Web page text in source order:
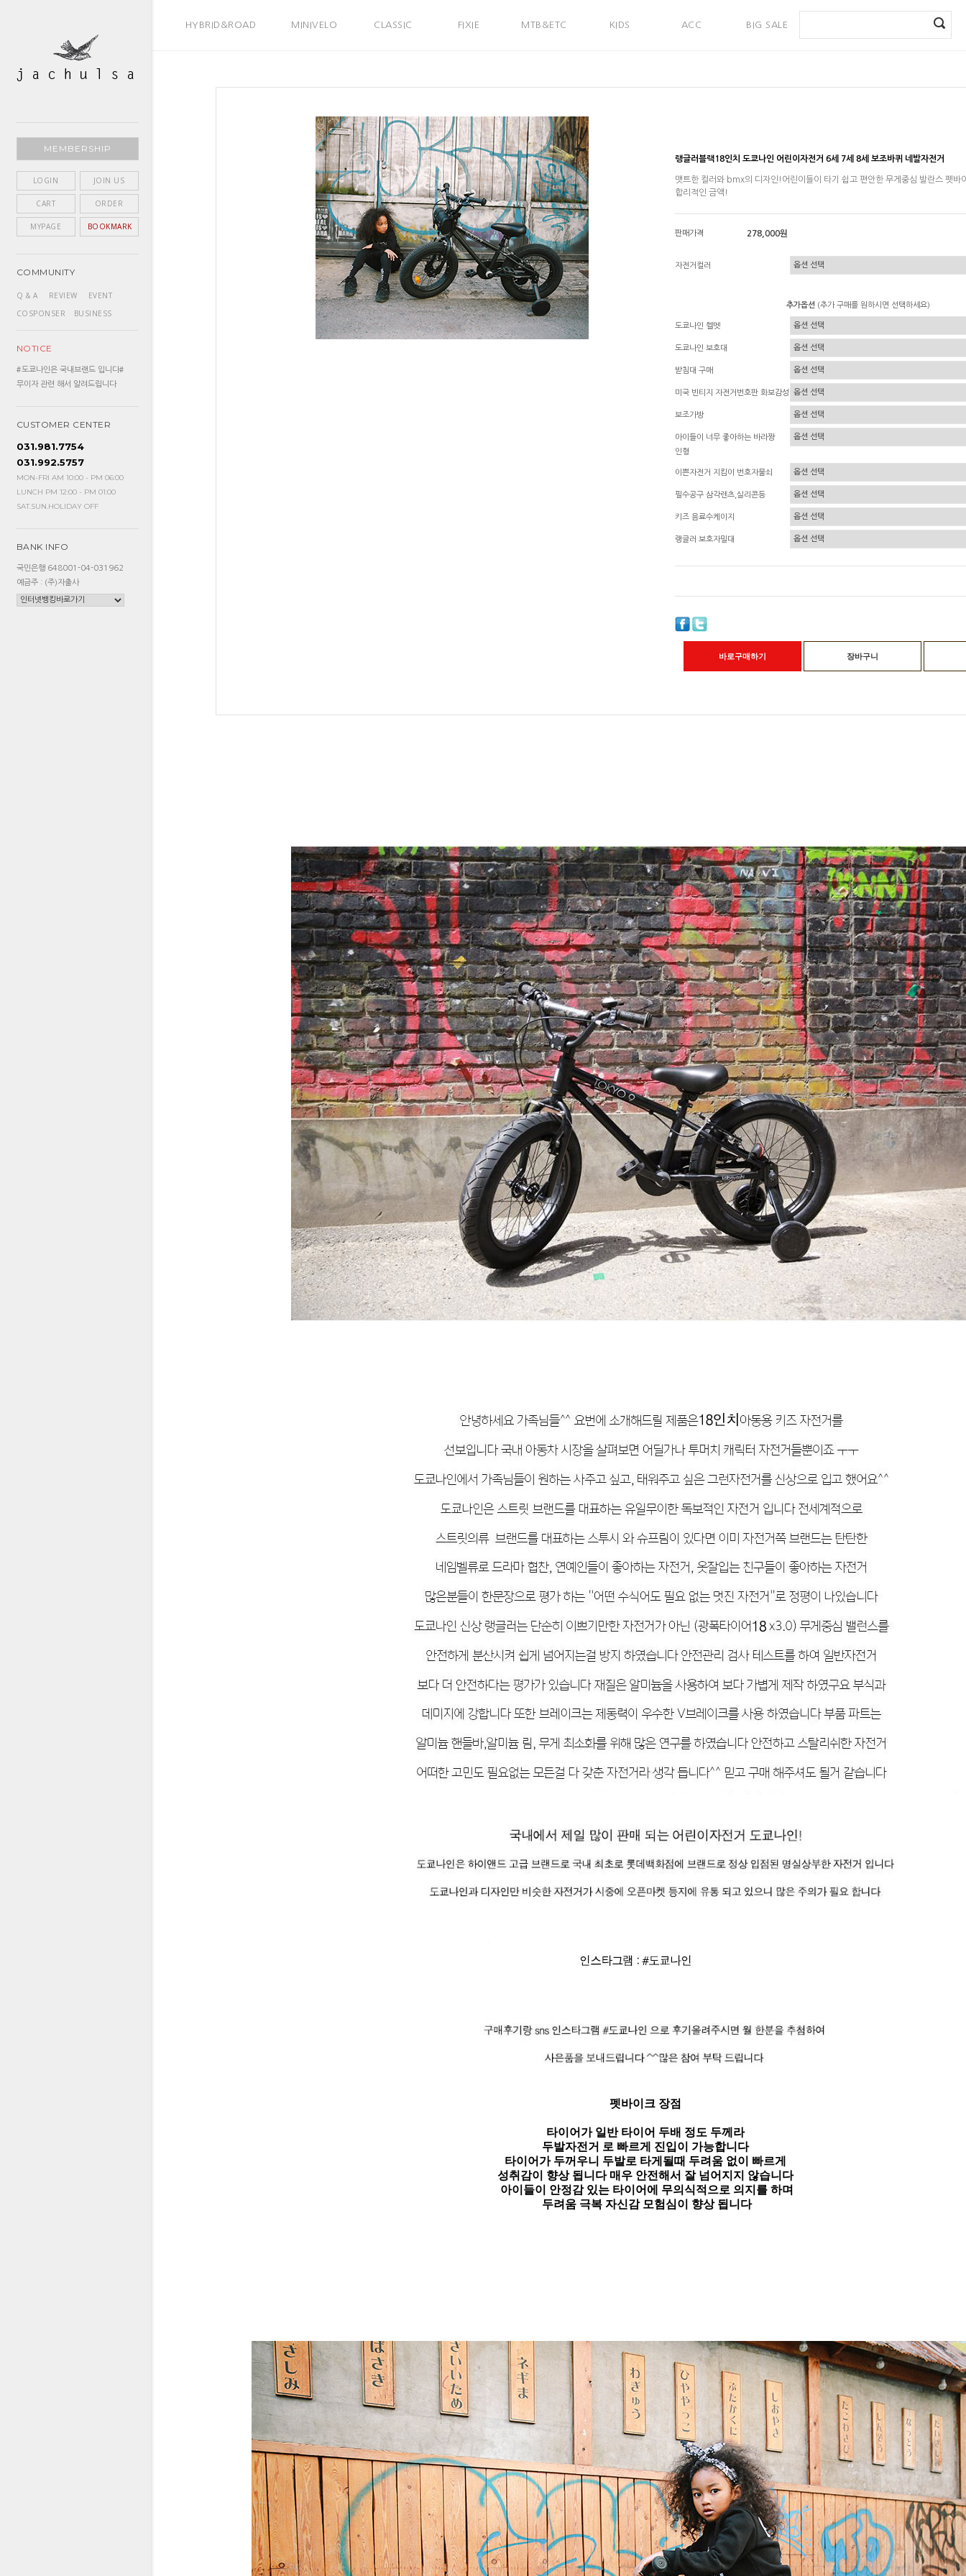
HYBRID&ROAD MINIVELO CLASSIC FIXIE MTB&ETC KIDS ACC BIG SALE
MEMBERSHIP
LOGIN JOIN US
CART ORDER
MYPAGE BOOKMARK
COMMUNITY
Q & A REVIEW
EVENT
COSPONSER
BUSINESS
NOTICE
#도쿄나인은 국내브랜드 입니다#
무이자 관련 해서 알려드립니다
CUSTOMER CENTER
031.981.7754
031.992.5757
MON-FRI AM 10:00 - PM 06:00
LUNCH PM 12:00 - PM 01:00
SAT.SUN.HOLIDAY OFF
BANK INFO
국민은행 648001-04-031962
예금주 : (주)자출사
랭글러블랙18인치 도쿄나인 어린이자전거 6세 7세 8세 보조바퀴 네발자전거
맷트한 컬러와 bmx의 디자인!어린이들이 타기 쉽고 편안한 무게중심 발란스 펫바
합리적인 금액!
판매가격 278,000원
자전거컬러
추가옵션 (추가 구매를 원하시면 선택하세요)
도쿄나인 헬멧
도쿄나인 보호대
받침대 구매
미국 빈티지 자전거번호판 화보감성
보조가방
아이들이 너무 좋아하는 바라짱
인형
이쁜자전거 지킴이 번호자물쇠
필수공구 삼각렌츠,실리콘등
키즈 음료수케이지
랭글러 보호자밀대
바로구매하기 장바구니
펫바이크 장점
타이어가 일반 타이어 두배 정도 두께라
두발자전거 로 빠르게 진입이 가능합니다
타이어가 두꺼우니 두발로 타게될때 두려움 없이 빠르게
성취감이 향상 됩니다 매우 안전해서 잘 넘어지지 않습니다
아이들이 안정감 있는 타이어에 무의식적으로 의지를 하며
두려움 극복 자신감 모험심이 향상 됩니다